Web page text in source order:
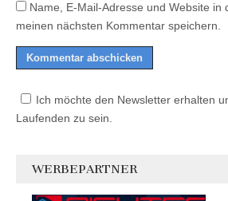
Name, E-Mail-Adresse und Website in
meinen nächsten Kommentar speichern.
Ich möchte den Newsletter erhalten
Laufenden zu sein.
WERBEPARTNER